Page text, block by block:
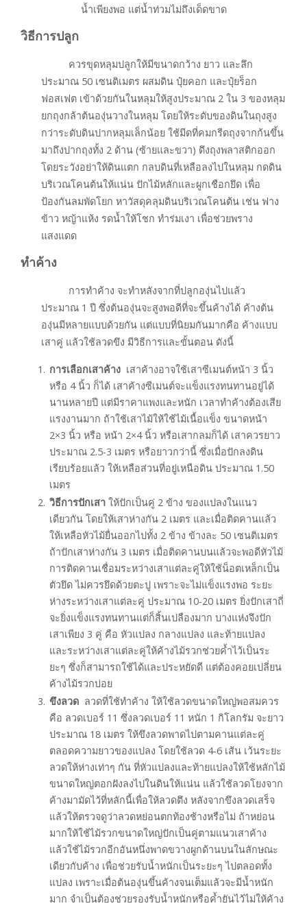
น้ำเพียงพอ แต่น้ำท่วมไม่ถึงเด็ดขาด
วิธีการปลูก
ควรขุดหลุมปลูกให้มีขนาดกว้าง ยาว และลึก
ประมาณ 50 เซนติเมตร ผสมดิน ปุ๋ยคอก และปุ๋ยร็อก
ฟอสเฟต เข้าด้วยกันในหลุมให้สูงประมาณ 2 ใน 3 ของหลุม
ยกถุงกล้าต้นองุ่นวางในหลุม โดยให้ระดับของดินในถุงสูง
กว่าระดับดินปากหลุมเล็กน้อย ใช้มีดที่คมกรีดถุงจากก้นขึ้น
มาถึงปากถุงทั้ง 2 ด้าน (ซ้ายและขวา) ดึงถุงพลาสติกออก
โดยระวังอย่าให้ดินแตก กลบดินที่เหลือลงไปในหลุม กดดิน
บริเวณโคนต้นให้แน่น ปักไม้หลักและผูกเชือกยึด เพื่อ
ป้องกันลมพัดโยก หาวัสดุคลุมดินบริเวณโคนต้น เช่น ฟาง
ข้าว หญ้าแห้ง รดน้ำให้โชก ทำร่มเงา เพื่อช่วยพราง
แสงแดด
ทำค้าง
การทำค้าง จะทำหลังจากที่ปลูกองุ่นไปแล้ว
ประมาณ 1 ปี ซึ่งต้นองุ่นจะสูงพอดีที่จะขึ้นค้างได้ ค้างต้น
องุ่นมีหลายแบบด้วยกัน แต่แบบที่นิยมกันมากคือ ค้างแบบ
เสาคู่ แล้วใช้ลวดขึง มีวิธีการและขั้นตอน ดังนี้
การเลือกเสาค้าง เสาค้างอาจใช้เสาซีเมนต์หน้า 3 นิ้ว
หรือ 4 นิ้ว ก็ได้ เสาค้างซีเมนต์จะแข็งแรงทนทานอยู่ได้
นานหลายปี แต่มีราคาแพงและหนัก เวลาทำค้างต้องเสีย
แรงงานมาก ถ้าใช้เสาไม้ให้ใช้ไม้เนื้อแข็ง ขนาดหน้า
2×3 นิ้ว หรือ หน้า 2×4 นิ้ว หรือเสากลมก็ได้ เสาควรยาว
ประมาณ 2.5-3 เมตร หรือยาวกว่านี้ ซึ่งเมื่อปักลงดิน
เรียบร้อยแล้ว ให้เหลือส่วนที่อยู่เหนือดิน ประมาณ 1.50
เมตร
วิธีการปักเสา ให้ปักเป็นคู่ 2 ข้าง ของแปลงในแนว
เดียวกัน โดยให้เสาห่างกัน 2 เมตร และเมื่อติดคานแล้ว
ให้เหลือหัวไม้ยื่นออกไปทั้ง 2 ข้าง ข้างละ 50 เซนติเมตร
ถ้าปักเสาห่างกัน 3 เมตร เมื่อติดคานบนแล้วจะพอดีหัวไม้
การติดคานเชื่อมระหว่างเสาแต่ละคู่ให้ใช้น็อตเหล็กเป็น
ตัวยึด ไม่ควรยึดด้วยตะปู เพราะจะไม่แข็งแรงพอ ระยะ
ห่างระหว่างเสาแต่ละคู่ ประมาณ 10-20 เมตร ยิ่งปักเสาถี่
จะยิ่งแข็งแรงทนทานแต่ก็สิ้นเปลืองมาก บางแห่งจึงปัก
เสาเพียง 3 คู่ คือ หัวแปลง กลางแปลง และท้ายแปลง
และระหว่างเสาแต่ละคู่ให้ค้างไม้รวกช่วยค้ำไว้เป็นระ
ยะๆ ซึ่งก็สามารถใช้ได้และประหยัดดี แต่ต้องคอยเปลี่ยน
ค้างไม้รวกบ่อย
ขึงลวด ลวดที่ใช้ทำค้าง ให้ใช้ลวดขนาดใหญ่พอสมควร
คือ ลวดเบอร์ 11 ซึ่งลวดเบอร์ 11 หนัก 1 กิโลกรัม จะยาว
ประมาณ 18 เมตร ให้ขึงลวดพาดไปตามคานแต่ละคู่
ตลอดความยาวของแปลง โดยใช้ลวด 4-6 เส้น เว้นระยะ
ลวดให้ห่างเท่าๆ กัน ที่หัวแปลงและท้ายแปลงให้ใช้หลักไม้
ขนาดใหญ่ตอกฝังลงไปในดินให้แน่น แล้วใช้ลวดโยงจาก
ค้างมามัดไว้ที่หลักนี้เพื่อให้ลวดตึง หลังจากขึงลวดเสร็จ
แล้วให้ตรวจดูว่าลวดหย่อนตกท้องช้างหรือไม่ ถ้าหย่อน
มากให้ใช้ไม้รวกขนาดใหญ่ปักเป็นคู่ตามแนวเสาค้าง
แล้วใช้ไม้รวกอีกอันหนึ่งพาดขวางผูกด้านบนในลักษณะ
เดียวกับค้าง เพื่อช่วยรับน้ำหนักเป็นระยะๆ ไปตลอดทั้ง
แปลง เพราะเมื่อต้นองุ่นขึ้นค้างจนเต็มแล้วจะมีน้ำหนัก
มาก จำเป็นต้องช่วยรองรับน้ำหนักหรือค้ำยันไว้ไม่ให้ค้าง